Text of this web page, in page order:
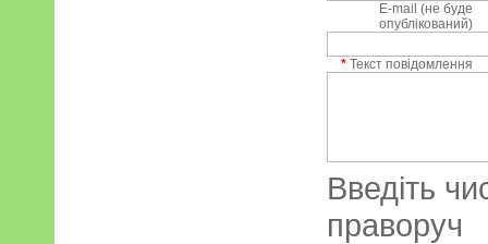
E-mail (не буде
опублікований)
* Текст повідомлення
Введіть
праворуч